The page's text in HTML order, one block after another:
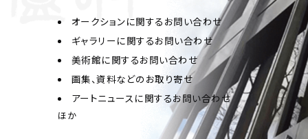
惲冰 蜂蝶
Jo's Auction
2025/02/27
JPY 10,000 - 30,000
オークションに関するお問い合わせ
ギャラリーに関するお問い合わせ
美術館に関するお問い合わせ
画集、資料などのお取り寄せ
アートニュースに関するお問い合わせ
ほか